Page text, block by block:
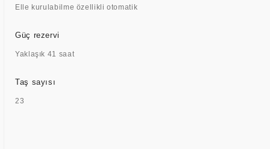
Elle kurulabilme özellikli otomatik
Güç rezervi
Yaklaşık 41 saat
Taş sayısı
23